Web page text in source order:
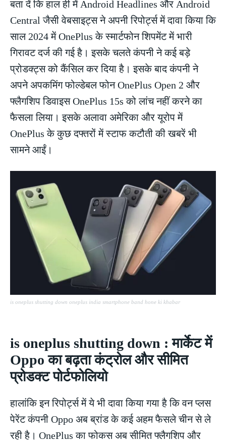
बता दें कि हाल ही में Android Headlines और Android
Central जैसी वेबसाइट्स ने अपनी रिपोर्ट्स में दावा किया कि
साल 2024 में OnePlus के स्मार्टफोन शिपमेंट में भारी
गिरावट दर्ज की गई है। इसके चलते कंपनी ने कई बड़े
प्रोडक्ट्स को कैंसिल कर दिया है। इसके बाद कंपनी ने
अपने अपकमिंग फोल्डेबल फोन OnePlus Open 2 और
फ्लैगशिप डिवाइस OnePlus 15s को लांच नहीं करने का
फैसला लिया। इसके अलावा अमेरिका और यूरोप में
OnePlus के कुछ दफ्तरों में स्टाफ कटौती की खबरें भी
सामने आईं।
is oneplus shutting down oneplus india smartphone band hone ki khabar
is oneplus shutting down : मार्केट में
Oppo का बढ़ता कंट्रोल और सीमित
प्रोडक्ट पोर्टफोलियो
हालांकि इन रिपोर्ट्स में ये भी दावा किया गया है कि वन प्लस
पेरेंट कंपनी Oppo अब ब्रांड के कई अहम फैसले चीन से ले
रही है। OnePlus का फोकस अब सीमित फ्लैगशिप और